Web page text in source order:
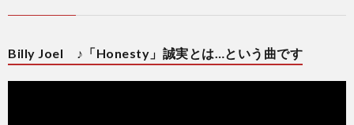
Billy Joel ♪「Honesty」誠実とは…という曲です
動